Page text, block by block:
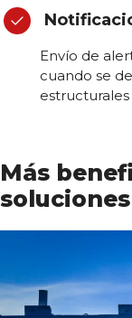
Envío de
cuando se
Más